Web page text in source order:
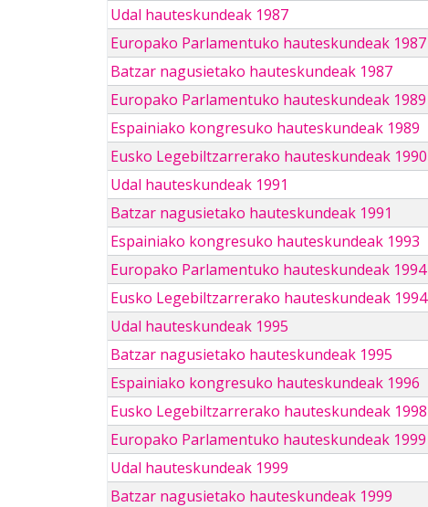
Udal hauteskundeak 1987
Europako Parlamentuko hauteskundeak 1987
Batzar nagusietako hauteskundeak 1987
Europako Parlamentuko hauteskundeak 1989
Espainiako kongresuko hauteskundeak 1989
Eusko Legebiltzarrerako hauteskundeak 1990
Udal hauteskundeak 1991
Batzar nagusietako hauteskundeak 1991
Espainiako kongresuko hauteskundeak 1993
Europako Parlamentuko hauteskundeak 1994
Eusko Legebiltzarrerako hauteskundeak 1994
Udal hauteskundeak 1995
Batzar nagusietako hauteskundeak 1995
Espainiako kongresuko hauteskundeak 1996
Eusko Legebiltzarrerako hauteskundeak 1998
Europako Parlamentuko hauteskundeak 1999
Udal hauteskundeak 1999
Batzar nagusietako hauteskundeak 1999